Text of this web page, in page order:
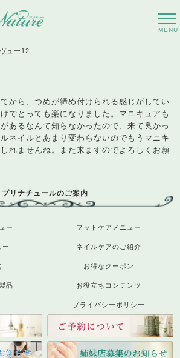
ュー12
から、つめが締め付けられる感じがしてい
でとっても楽になりました。マニキュアも
あるなんて知らなかったので、来て良かっ
ネイルとあまり変わらないのでもうマニキ
れませんね。また来ますのでよろしくお願
プリナチュールのご案内
ー フットケアメニュー
ー ネイルケアのご紹介
お得なクーポン
品 お役立ちコンテンツ
プライバシーポリシー